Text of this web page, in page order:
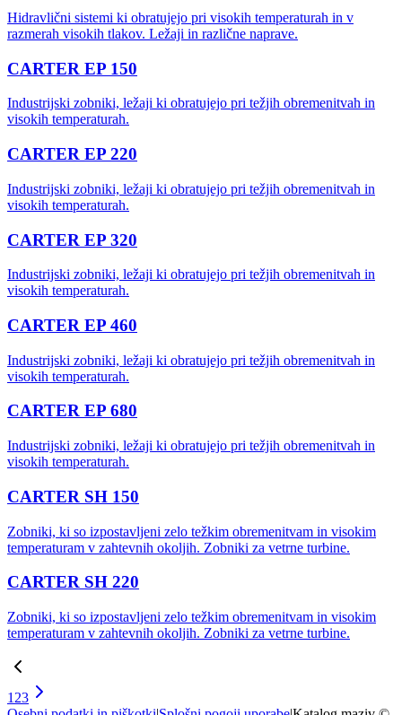
Hidravlični sistemi ki obratujejo pri visokih temperaturah in v
razmerah visokih tlakov. Ležaji in različne naprave.
CARTER EP 150
Industrijski zobniki, ležaji ki obratujejo pri težjih obremenitvah in
visokih temperaturah.
CARTER EP 220
Industrijski zobniki, ležaji ki obratujejo pri težjih obremenitvah in
visokih temperaturah.
CARTER EP 320
Industrijski zobniki, ležaji ki obratujejo pri težjih obremenitvah in
visokih temperaturah.
CARTER EP 460
Industrijski zobniki, ležaji ki obratujejo pri težjih obremenitvah in
visokih temperaturah.
CARTER EP 680
Industrijski zobniki, ležaji ki obratujejo pri težjih obremenitvah in
visokih temperaturah.
CARTER SH 150
Zobniki, ki so izpostavljeni zelo težkim obremenitvam in visokim
temperaturam v zahtevnih okoljih. Zobniki za vetrne turbine.
CARTER SH 220
Zobniki, ki so izpostavljeni zelo težkim obremenitvam in visokim
temperaturam v zahtevnih okoljih. Zobniki za vetrne turbine.
1 23